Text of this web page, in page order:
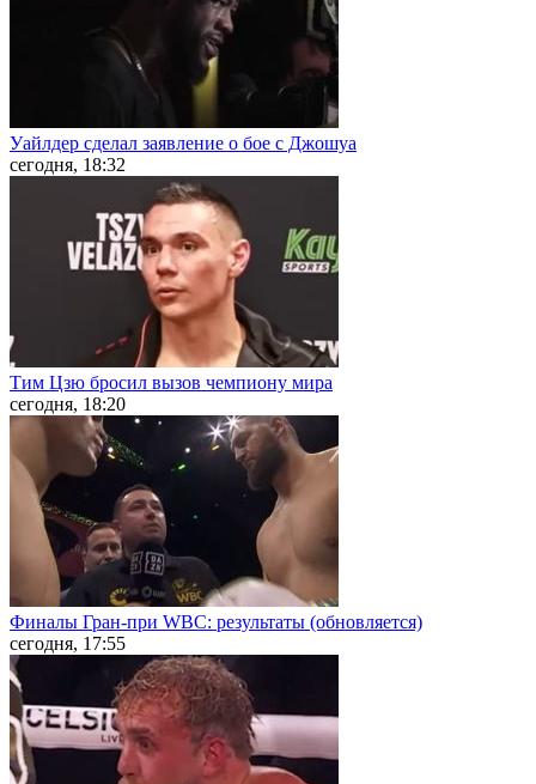
Уайлдер сделал заявление о бое с Джошуа
сегодня, 18:32
Тим Цзю бросил вызов чемпиону мира
сегодня, 18:20
Финалы Гран-при WBC: результаты (обновляется)
сегодня, 17:55